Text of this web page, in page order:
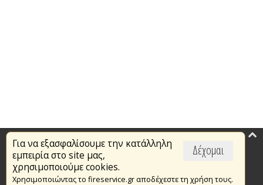
Δέχομαι
Για να εξασφαλίσουμε την κατάλληλη
εμπειρία στο site μας,
χρησιμοποιούμε cookies.
Χρησιμοποιώντας το fireservice.gr αποδέχεστε τη χρήση τους.
Επικαιρότητα
Το Πυροσβεστικό Σώμα